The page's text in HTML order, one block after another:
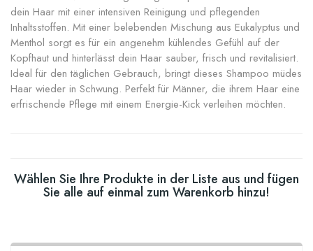
dein Haar mit einer intensiven Reinigung und pflegenden
Inhaltsstoffen. Mit einer belebenden Mischung aus Eukalyptus und
Menthol sorgt es für ein angenehm kühlendes Gefühl auf der
Kopfhaut und hinterlässt dein Haar sauber, frisch und revitalisiert.
Ideal für den täglichen Gebrauch, bringt dieses Shampoo müdes
Haar wieder in Schwung. Perfekt für Männer, die ihrem Haar eine
erfrischende Pflege mit einem Energie-Kick verleihen möchten.
Wählen Sie Ihre Produkte in der Liste aus und fügen
Sie alle auf einmal zum Warenkorb hinzu!